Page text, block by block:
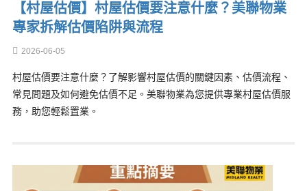
【村屋估價】村屋估價要注意什麼？美聯物業
專家拆解估價陷阱與流程
2026-06-05
村屋估價要注意什麼？了解影響村屋估價的關鍵因素、估價流程、
常見問題及如何避免估價不足。美聯物業為您提供專業村屋估價服
務，助您輕鬆置業。